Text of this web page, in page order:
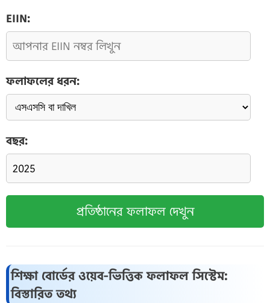
EIIN:
ফলাফলের ধরন:
বছর:
প্রতিষ্ঠানের ফলাফল দেখুন
শিক্ষা বোর্ডের ওয়েব-ভিত্তিক ফলাফল সিস্টেম:
বিস্তারিত তথ্য